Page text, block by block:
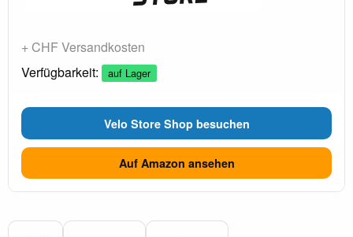
+ CHF Versandkosten
Verfügbarkeit:
auf Lager
Velo Store Shop besuchen
Auf Amazon ansehen